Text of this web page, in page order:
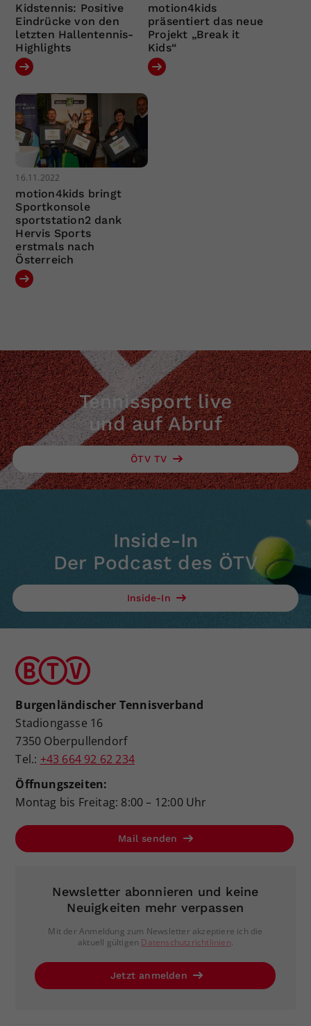
Kidstennis: Positive
Eindrücke von den
letzten Hallentennis-
Highlights
motion4kids
präsentiert das neue
Projekt „Break it
Kids“
16.11.2022
motion4kids bringt
Sportkonsole
sportstation2 dank
Hervis Sports
erstmals nach
Österreich
Tennissport live
und auf Abruf
ÖTV TV
Inside-In
Der Podcast des ÖTV
Inside-In
Burgenländischer Tennisverband
Stadiongasse 16
7350 Oberpullendorf
Tel.: +43 664 92 62 234
Öffnungszeiten:
Montag bis Freitag: 8:00 – 12:00 Uhr
Mail senden
Newsletter abonnieren und keine
Neuigkeiten mehr verpassen
Mit der Anmeldung zum Newsletter akzeptiere ich die
aktuell gültigen Datenschutzrichtlinien.
Jetzt anmelden